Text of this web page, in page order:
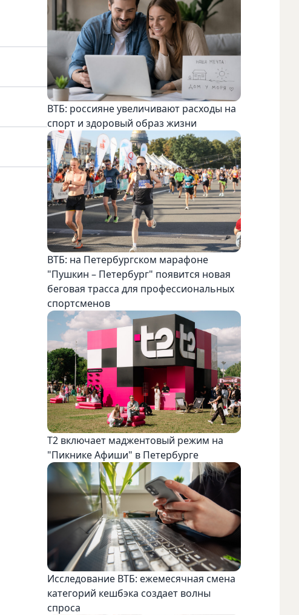
ВТБ: россияне увеличивают расходы на
спорт и здоровый образ жизни
ВТБ: на Петербургском марафоне
"Пушкин – Петербург" появится новая
беговая трасса для профессиональных
спортсменов
Т2 включает маджентовый режим на
"Пикнике Афиши" в Петербурге
Исследование ВТБ: ежемесячная смена
категорий кешбэка создает волны
спроса